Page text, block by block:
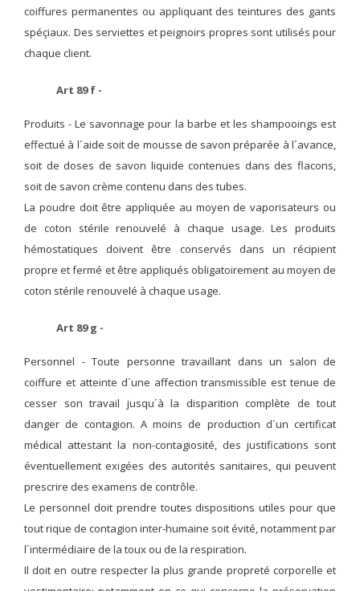
coiffures permanentes ou appliquant des teintures des gants
spéçiaux. Des serviettes et peignoirs propres sont utilisés pour
chaque client.
Art 89 f -
Produits -Le savonnage pour la barbe et les shampooings est
effectué à l´aide soit de mousse de savon préparée à l´avance,
soit de doses de savon liquide contenues dans des flacons,
soit de savon crème contenu dans des tubes.
La poudre doit être appliquée au moyen de vaporisateurs ou
de coton stérile renouvelé à chaque usage. Les produits
hémostatiques doivent être conservés dans un récipient
propre et fermé et être appliqués obligatoirement au moyen de
coton stérile renouvelé à chaque usage.
Art 89 g -
Personnel - Toute personne travaillant dans un salon de
coiffure et atteinte d´une affection transmissible est tenue de
cesser son travail jusqu´à la disparition complète de tout
danger de contagion. A moins de production d´un certificat
médical attestant la non-contagiosité, des justifications sont
éventuellement exigées des autorités sanitaires, qui peuvent
prescrire des examens de contrôle.
Le personnel doit prendre toutes dispositions utiles pour que
tout rique de contagion inter-humaine soit évité, notamment par
l´intermédiaire de la toux ou de la respiration.
Il doit en outre respecter la plus grande propreté corporelle et